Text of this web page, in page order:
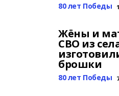
80 лет Победы
Жёны и
СВО из
брошки
80 лет Победы